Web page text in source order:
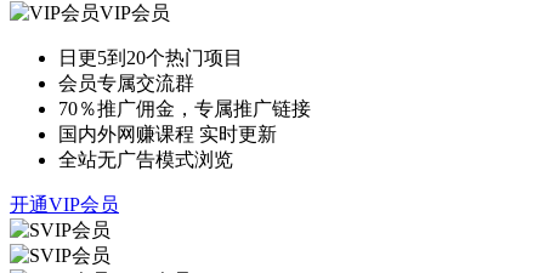
VIP会员
日更5到20个热门项目
会员专属交流群
70％推广佣金，专属推广链接
国内外网赚课程 实时更新
全站无广告模式浏览
开通VIP会员